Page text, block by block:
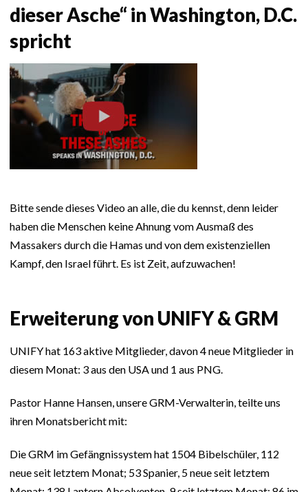
dieser Asche“ in Washington, D.C.
spricht
Bitte sende dieses Video an alle, die du kennst, denn leider
haben die Menschen keine Ahnung vom Ausmaß des
Massakers durch die Hamas und von dem existenziellen
Kampf, den Israel führt. Es ist Zeit, aufzuwachen!
Erweiterung von UNIFY & GRM
UNIFY hat 163 aktive Mitglieder, davon 4 neue Mitglieder in
diesem Monat: 3 aus den USA und 1 aus PNG.
Pastor Hanne Hansen, unsere GRM-Verwalterin, teilte uns
ihren Monatsbericht mit:
Die GRM im Gefängnissystem hat 1504 Bibelschüler, 112
neue seit letztem Monat; 53 Spanier, 5 neue seit letztem